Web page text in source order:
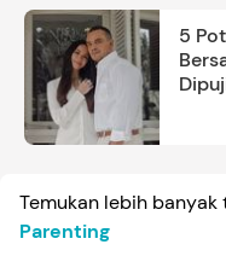
5
Temukan lebih banyak
Parenting